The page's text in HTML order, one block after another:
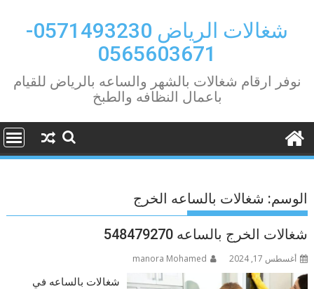
content
شغالات الرياض 0571493230-
0565603671
نوفر ارقام شغالات بالشهر والساعه بالرياض للقيام
باعمال النظافه والطبخ
الوسم: شغالات بالساعه الخرج
شغالات الخرج بالساعه 548479270
أغسطس 17, 2024 manora Mohamed
شغالات بالساعه في